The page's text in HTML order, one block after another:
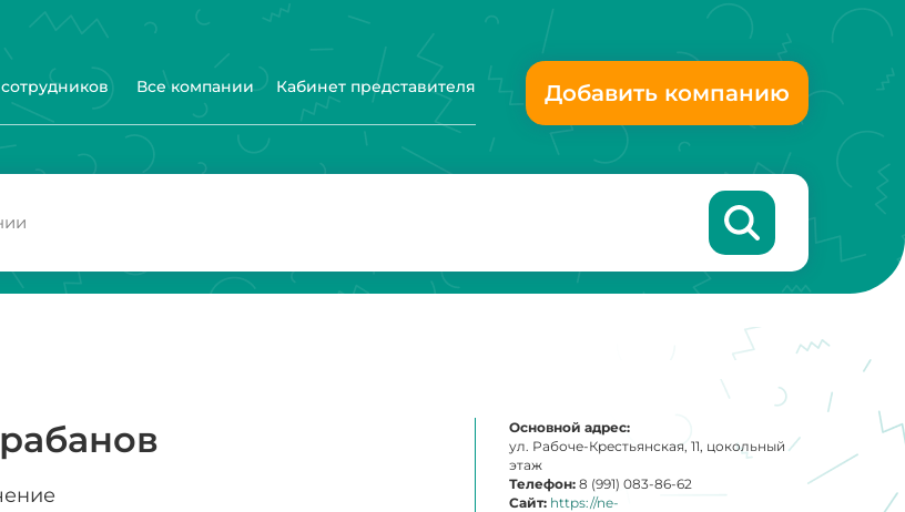
Все компании Кабинет представителя Добавить компанию
Основной адрес:
ул. Рабоче-Крестьянская, 11, цокольный
этаж
Телефон: 8 (991) 083-86-62
Сайт: https://ne-